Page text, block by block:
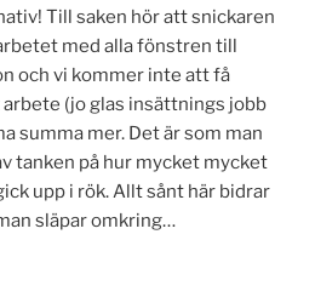
Till saken hör att snickaren
med alla fönstren till
och vi kommer inte att få
(jo glas insättnings jobb
summa mer. Det är som man
tanken på hur mycket mycket
upp i rök. Allt sånt här bidrar
släpar omkring…